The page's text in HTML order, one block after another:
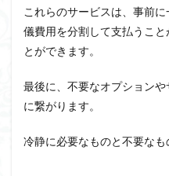
これらのサービスは、事前
儀費用を分割して支払うこ
とができます。
最後に、不要なオプション
に繋がります。
冷静に必要なものと不要なも